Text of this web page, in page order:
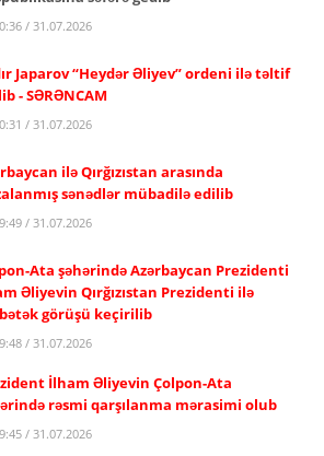
/ 31.07.2026
Japarov “Heydər Əliyev” ordeni ilə təltif
- SƏRƏNCAM
/ 31.07.2026
ilə Qırğızıstan arasında
sənədlər mübadilə edilib
/ 31.07.2026
Ata şəhərində Azərbaycan Prezidenti
Əliyevin Qırğızıstan Prezidenti ilə
görüşü keçirilib
/ 31.07.2026
İlham Əliyevin Çolpon-Ata
rəsmi qarşılanma mərasimi olub
/ 31.07.2026